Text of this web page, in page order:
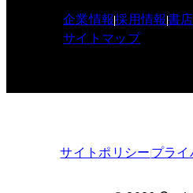
企業情報採用情報書
サイトマップ
サイトポリシープラ